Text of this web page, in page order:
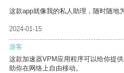
这款app就像我的私人助理，随时随地
2024-01-15
游客
这款加速器VPM应用程序可以给你提
助你在网络上自由移动。